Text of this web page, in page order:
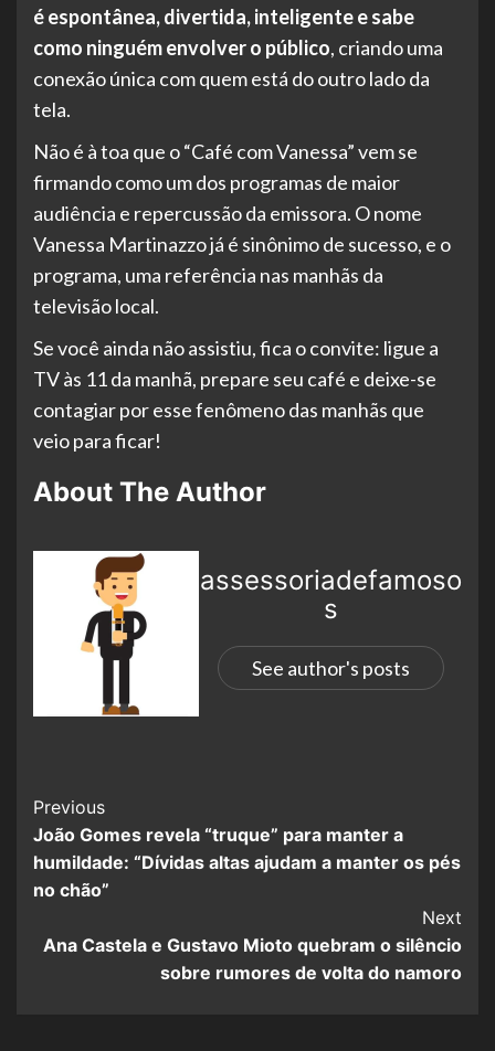
é espontânea, divertida, inteligente e sabe
como ninguém envolver o público, criando uma
conexão única com quem está do outro lado da
tela.
Não é à toa que o “Café com Vanessa” vem se
firmando como um dos programas de maior
audiência e repercussão da emissora. O nome
Vanessa Martinazzo já é sinônimo de sucesso, e o
programa, uma referência nas manhãs da
televisão local.
Se você ainda não assistiu, fica o convite: ligue a
TV às 11 da manhã, prepare seu café e deixe-se
contagiar por esse fenômeno das manhãs que
veio para ficar!
About The Author
assessoriadefamoso
s
See author's posts
Previous
João Gomes revela “truque” para manter a
humildade: “Dívidas altas ajudam a manter os pés
no chão”
Next
Ana Castela e Gustavo Mioto quebram o silêncio
sobre rumores de volta do namoro